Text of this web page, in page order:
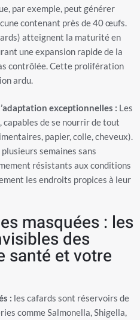
par exemple, peut générer
contenant près de 40 œufs.
atteignent la maturité en
une expansion rapide de la
contrôlée. Cette prolifération
ardu.
exceptionnelles : Les
de se nourrir de tout
papier, colle, cheveux).
semaines sans
résistants aux conditions
les endroits propices à leur
masquées : les
des
santé et votre
: les cafards sont réservoirs de
comme Salmonella, Shigella,